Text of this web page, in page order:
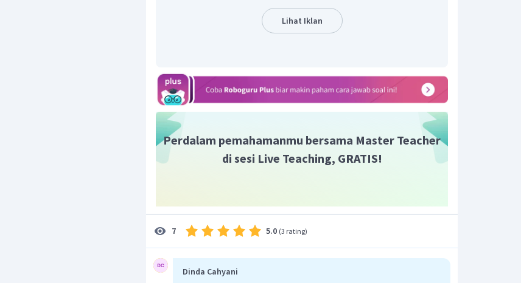
Dari gambar tersebut diperoleh:
Lihat Iklan
Perdalam pemahamanmu bersama Master Teacher
di sesi Live Teaching, GRATIS!
7 5.0 (3 rating)
Dinda Cahyani